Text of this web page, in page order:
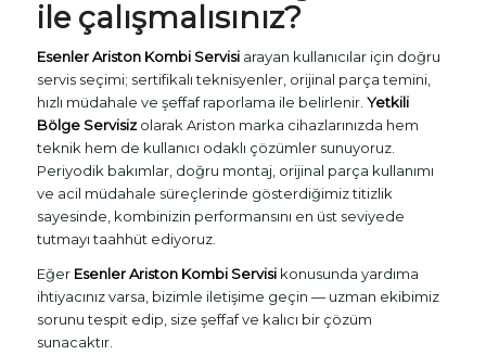
ile çalışmalısınız?
Esenler Ariston Kombi Servisiarayan kullanıcılar için doğru
servis seçimi; sertifikalı teknisyenler, orijinal parça temini,
hızlı müdahale ve şeffaf raporlama ile belirlenir. Yetkili
Bölge Servisizolarak Ariston marka cihazlarınızda hem
teknik hem de kullanıcı odaklı çözümler sunuyoruz.
Periyodik bakımlar, doğru montaj, orijinal parça kullanımı
ve acil müdahale süreçlerinde gösterdiğimiz titizlik
sayesinde, kombinizin performansını en üst seviyede
tutmayı taahhüt ediyoruz.
Eğer Esenler Ariston Kombi Servisikonusunda yardıma
ihtiyacınız varsa, bizimle iletişime geçin — uzman ekibimiz
sorunu tespit edip, size şeffaf ve kalıcı bir çözüm
sunacaktır.